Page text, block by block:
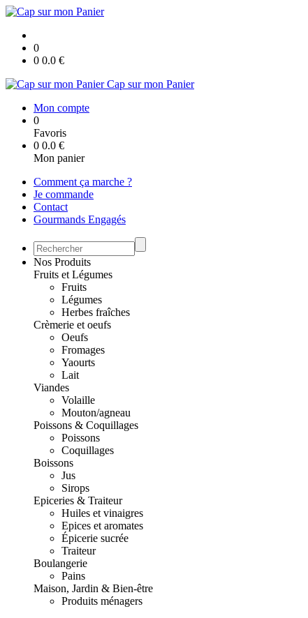
0
0 0.0 €
Cap sur mon Panier
Mon compte
0
Favoris
0 0.0 €
Mon panier
Comment ça marche ?
Je commande
Contact
Gourmands Engagés
Nos Produits
Fruits et Légumes
Fruits
Légumes
Herbes fraîches
Crèmerie et oeufs
Oeufs
Fromages
Yaourts
Lait
Viandes
Volaille
Mouton/agneau
Poissons & Coquillages
Poissons
Coquillages
Boissons
Jus
Sirops
Epiceries & Traiteur
Huiles et vinaigres
Epices et aromates
Épicerie sucrée
Traiteur
Boulangerie
Pains
Maison, Jardin & Bien-être
Produits ménagers